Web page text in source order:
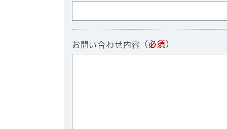
お問い合わせ内容 （必須 ）